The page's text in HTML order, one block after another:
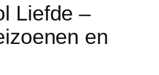
Liefde –
en